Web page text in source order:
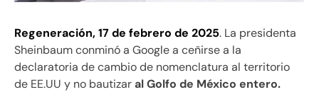
Regeneración, 17 de febrero de 2025. La presidenta
Sheinbaum conminó a Google a ceñirse a la
declaratoria de cambio de nomenclatura al territorio
de EE.UU y no bautizaral Golfo de México entero.